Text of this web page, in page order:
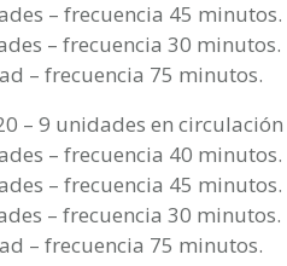
– frecuencia 45 minutos.
– frecuencia 30 minutos.
– frecuencia 75 minutos.
– 9 unidades en circulación
– frecuencia 40 minutos.
– frecuencia 45 minutos.
– frecuencia 30 minutos.
– frecuencia 75 minutos.